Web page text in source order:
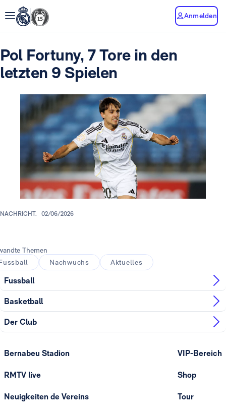
Anmelden
Pol Fortuny, 7 Tore in den
letzten 9 Spielen
NACHRICHT. 02/06/2026
Themen
Nachwuchs Aktuelles
Fussball
Basketball
Der Club
Bernabeu Stadion
RMTV live
Neuigkeiten de Vereins
VIP-Bereich
Shop
Tour